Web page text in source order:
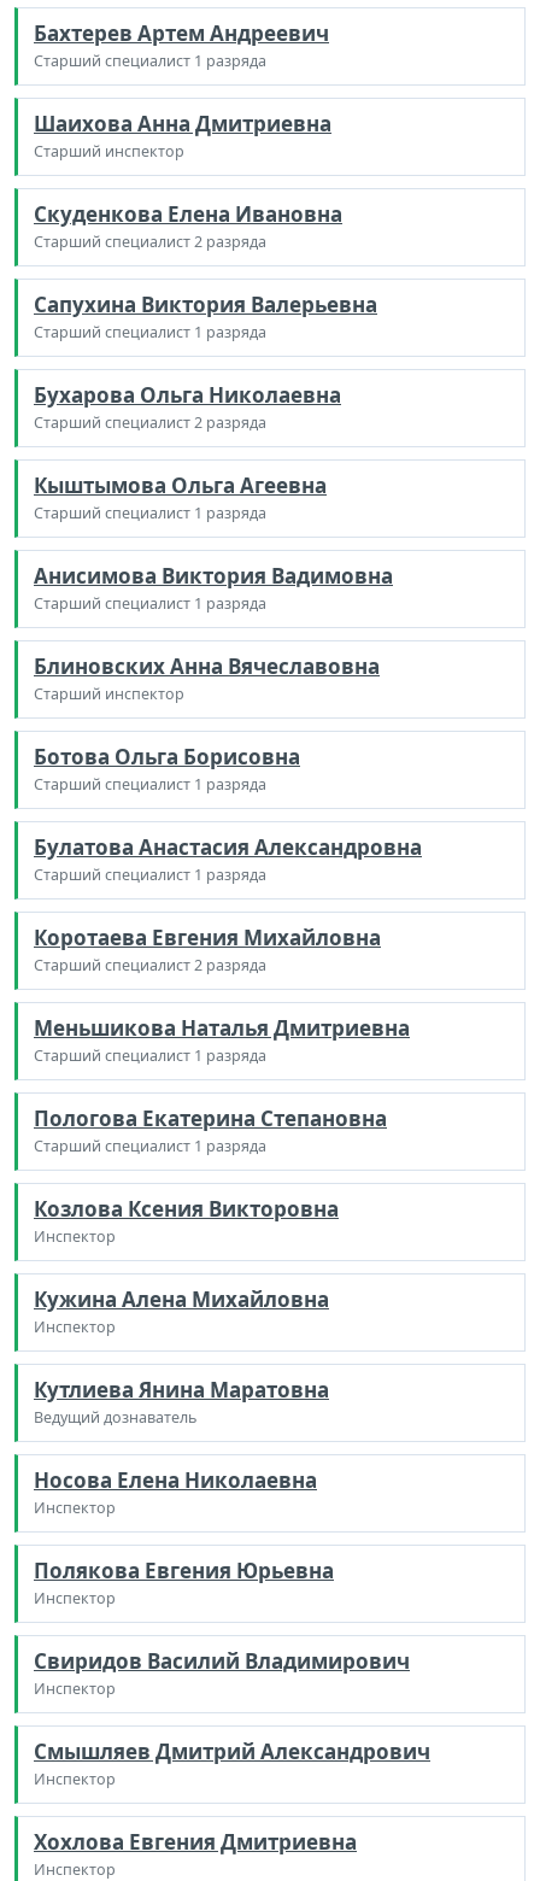
Бахтерев Артем Андреевич
Старший специалист 1 разряда
Шаихова Анна Дмитриевна
Старший инспектор
Скуденкова Елена Ивановна
Старший специалист 2 разряда
Сапухина Виктория Валерьевна
Старший специалист 1 разряда
Бухарова Ольга Николаевна
Старший специалист 2 разряда
Кыштымова Ольга Агеевна
Старший специалист 1 разряда
Анисимова Виктория Вадимовна
Старший специалист 1 разряда
Блиновских Анна Вячеславовна
Старший инспектор
Ботова Ольга Борисовна
Старший специалист 1 разряда
Булатова Анастасия Александровна
Старший специалист 1 разряда
Коротаева Евгения Михайловна
Старший специалист 2 разряда
Меньшикова Наталья Дмитриевна
Старший специалист 1 разряда
Пологова Екатерина Степановна
Старший специалист 1 разряда
Козлова Ксения Викторовна
Инспектор
Кужина Алена Михайловна
Инспектор
Кутлиева Янина Маратовна
Ведущий дознаватель
Носова Елена Николаевна
Инспектор
Полякова Евгения Юрьевна
Инспектор
Свиридов Василий Владимирович
Инспектор
Смышляев Дмитрий Александрович
Инспектор
Хохлова Евгения Дмитриевна
Инспектор